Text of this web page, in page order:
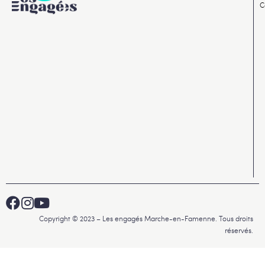
Copyright © 2023 – Les engagés Marche-en-Famenne. Tous droits
réservés.